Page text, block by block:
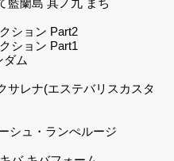
藍蘭島 其ノ九 まち
ション Part2
ション Part1
ダム
サレナ(エステバリスカスタ
シュ・ランぺルージ